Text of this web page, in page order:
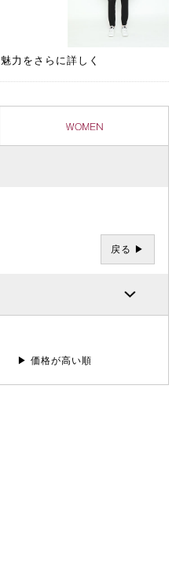
力をさらに詳しく
戻る ▶
▶ 価格が高い順